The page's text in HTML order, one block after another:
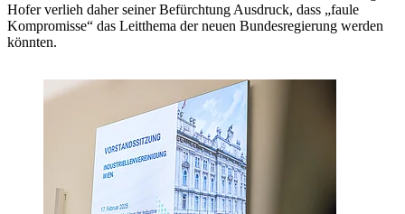
Hofer verlieh daher seiner Befürchtung Ausdruck, dass „faule
Kompromisse“ das Leitthema der neuen Bundesregierung werden
könnten.